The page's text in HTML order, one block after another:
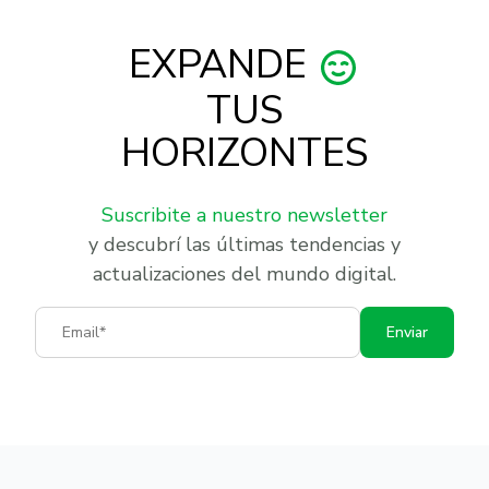
EXPANDE
TUS
HORIZONTES
Suscribite a nuestro newsletter
y descubrí las últimas tendencias y
actualizaciones del mundo digital.
Email
Enviar